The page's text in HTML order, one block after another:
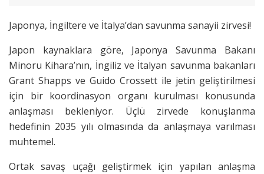
Japonya, İngiltere ve İtalya’dan savunma sanayii zirvesi!
Japon kaynaklara göre, Japonya Savunma Bakanı
Minoru Kihara’nın, İngiliz ve İtalyan savunma bakanları
Grant Shapps ve Guido Crossett ile jetin geliştirilmesi
için bir koordinasyon organı kurulması konusunda
anlaşması bekleniyor. Üçlü zirvede konuşlanma
hedefinin 2035 yılı olmasında da anlaşmaya varılması
muhtemel.
Ortak savaş uçağı geliştirmek için yapılan anlaşma